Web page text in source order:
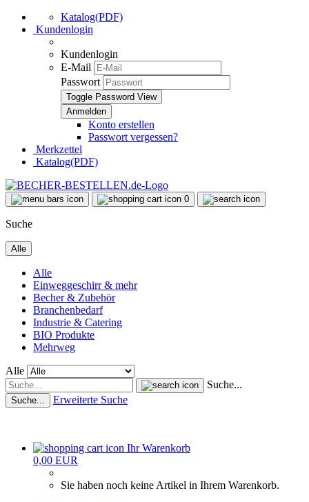
Katalog(PDF)
Kundenlogin
Kundenlogin
E-Mail
Passwort
Toggle Password View
Konto erstellen
Passwort vergessen?
Merkzettel
Katalog(PDF)
0
Suche
Alle
Alle
Einweggeschirr & mehr
Becher & Zubehör
Branchenbedarf
Industrie & Catering
BIO Produkte
Mehrweg
Alle
Suche...
Suche... Erweiterte Suche
Ihr Warenkorb
0,00 EUR
Sie haben noch keine Artikel in Ihrem Warenkorb.